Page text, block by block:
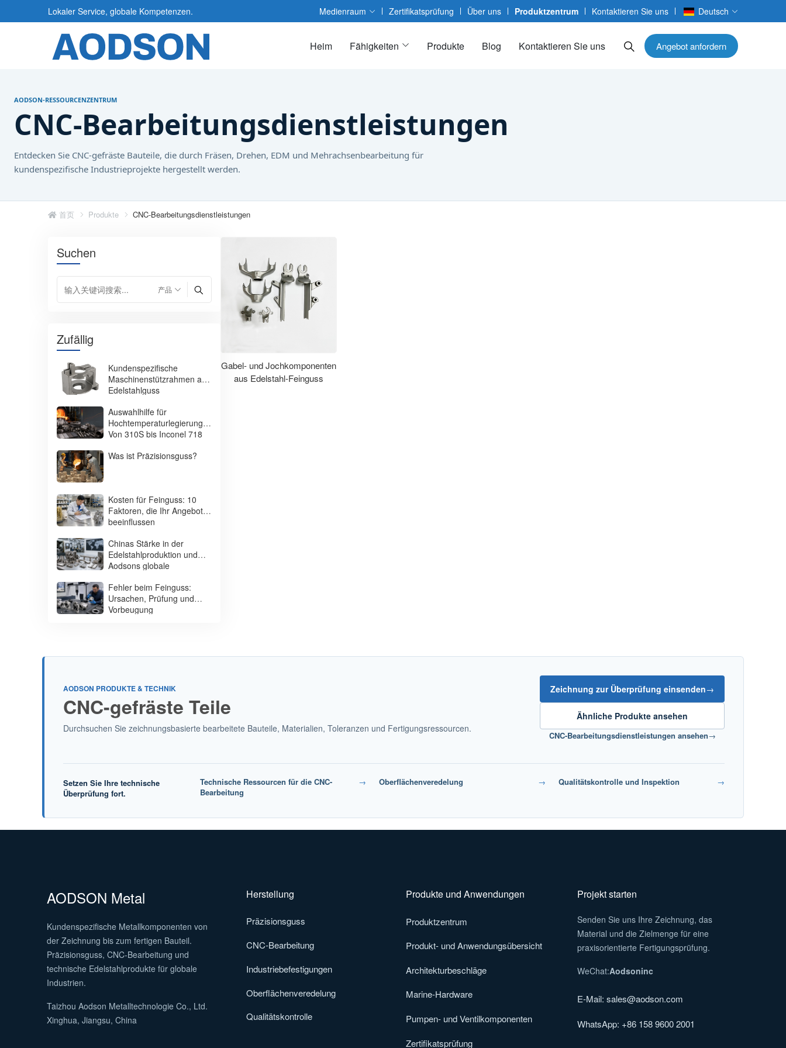
Lokaler Service, globale Kompetenzen. Medienraum Zertifikatsprüfung Über uns Produktzentrum Kontaktieren Sie uns Deutsch
Heim Fähigkeiten Produkte Blog Kontaktieren Sie uns Angebot anfordern
AODSON-RESSOURCENZENTRUM
CNC-Bearbeitungsdienstleistungen
Entdecken Sie CNC-gefräste Bauteile, die durch Fräsen, Drehen, EDM und Mehrachsenbearbeitung für
kundenspezifische Industrieprojekte hergestellt werden.
首页 Produkte CNC-Bearbeitungsdienstleistungen
Suchen
Zufällig
Kundenspezifische
Maschinenstützrahmen aus
Edelstahlguss
Auswahlhilfe für
Hochtemperaturlegierungen:
Von 310S bis Inconel 718
Was ist Präzisionsguss?
Kosten für Feinguss: 10
Faktoren, die Ihr Angebot
beeinflussen
Chinas Stärke in der
Edelstahlproduktion und
Aodsons globale
Fehler beim Feinguss:
Ursachen, Prüfung und
Vorbeugung
Gabel- und Jochkomponenten
aus Edelstahl-Feinguss
AODSON PRODUKTE & TECHNIK
CNC-gefräste Teile
Durchsuchen Sie zeichnungsbasierte bearbeitete Bauteile, Materialien, Toleranzen und Fertigungsressourcen.
Zeichnung zur Überprüfung einsenden→
Ähnliche Produkte ansehen
CNC-Bearbeitungsdienstleistungen ansehen→
Setzen Sie Ihre technische
Überprüfung fort.
Technische Ressourcen für die CNC-
Bearbeitung
→ Oberflächenveredelung → Qualitätskontrolle und Inspektion →
AODSON Metal
Kundenspezifische Metallkomponenten von
der Zeichnung bis zum fertigen Bauteil.
Präzisionsguss, CNC-Bearbeitung und
technische Edelstahlprodukte für globale
Industrien.
Taizhou Aodson Metalltechnologie Co., Ltd.
Xinghua, Jiangsu, China
Herstellung
Präzisionsguss
CNC-Bearbeitung
Industriebefestigungen
Oberflächenveredelung
Qualitätskontrolle
Produkte und Anwendungen
Produktzentrum
Produkt- und Anwendungsübersicht
Architekturbeschläge
Marine-Hardware
Pumpen- und Ventilkomponenten
Zertifikatsprüfung
Projekt starten
Senden Sie uns Ihre Zeichnung, das
Material und die Zielmenge für eine
praxisorientierte Fertigungsprüfung.
WeChat:Aodsoninc
E-Mail:sales@aodson.com
WhatsApp: +86 158 9600 2001